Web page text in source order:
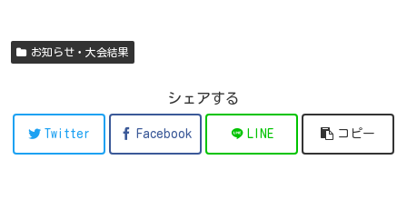
お知らせ・大会結果
シェアする
Twitter Facebook LINE コピー